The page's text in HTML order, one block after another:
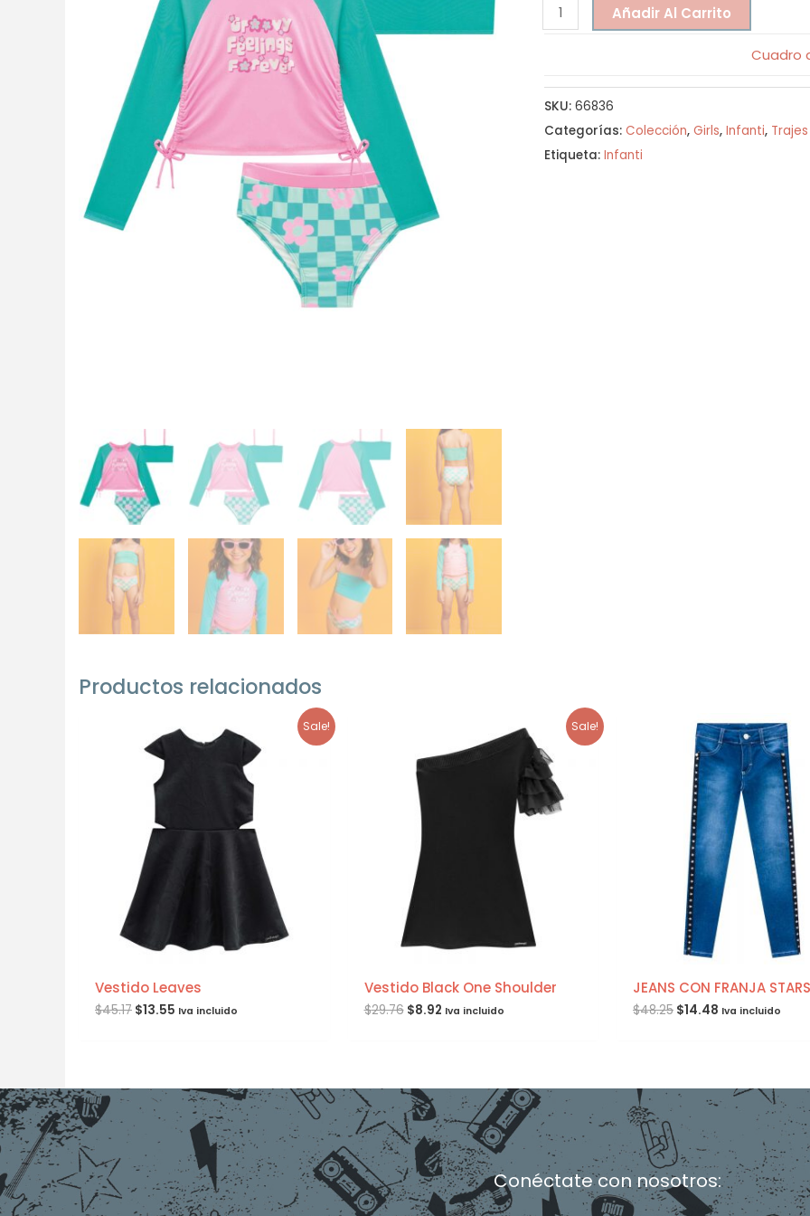
Añadir Al Carrito
Cuadro
SKU: 66836
Categorías: Colección, Girls, Infanti,
Etiqueta: Infanti
Productos relacionados
Sale!
Vestido Leaves
$45.17 $13.55 Iva incluido
Sale!
Vestido Black One Shoulder
$29.76 $8.92 Iva incluido
JEANS CON FRANJA STARS
$48.25 $14.48 Iva incluido
Conéctate con nosotros: